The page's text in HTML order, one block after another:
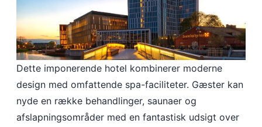
Dette imponerende hotel kombinerer moderne
design med omfattende spa-faciliteter. Gæster kan
nyde en række behandlinger, saunaer og
afslapningsområder med en fantastisk udsigt over